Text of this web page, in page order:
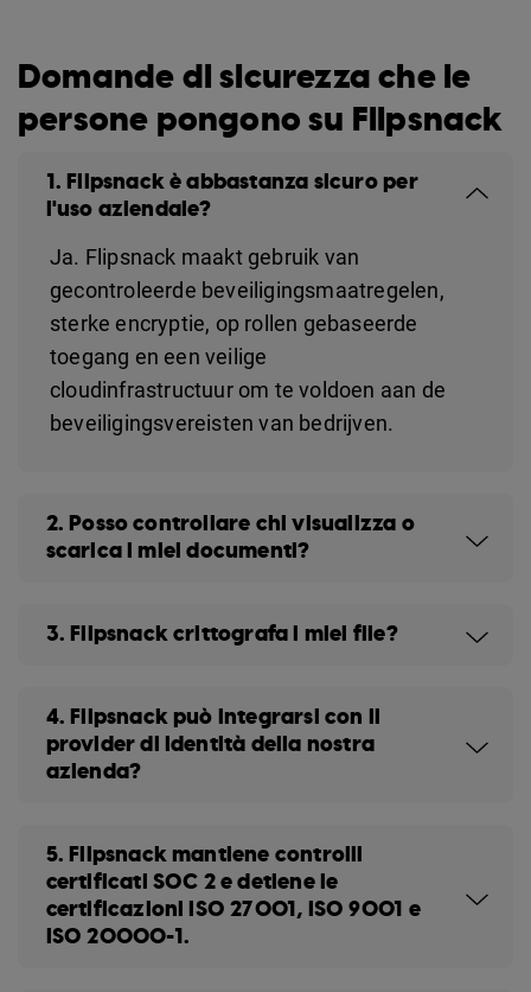
Domande di sicurezza che le
persone pongono su Flipsnack
1. Flipsnack è abbastanza sicuro per
l'uso aziendale?
Ja. Flipsnack maakt gebruik van
gecontroleerde beveiligingsmaatregelen,
sterke encryptie, op rollen gebaseerde
toegang en een veilige
cloudinfrastructuur om te voldoen aan de
beveiligingsvereisten van bedrijven.
2. Posso controllare chi visualizza o
scarica i miei documenti?
3. Flipsnack crittografa i miei file?
4. Flipsnack può integrarsi con il
provider di identità della nostra
azienda?
5. Flipsnack mantiene controlli
certificati SOC 2 e detiene le
certificazioni ISO 27001, ISO 9001 e
ISO 20000-1.